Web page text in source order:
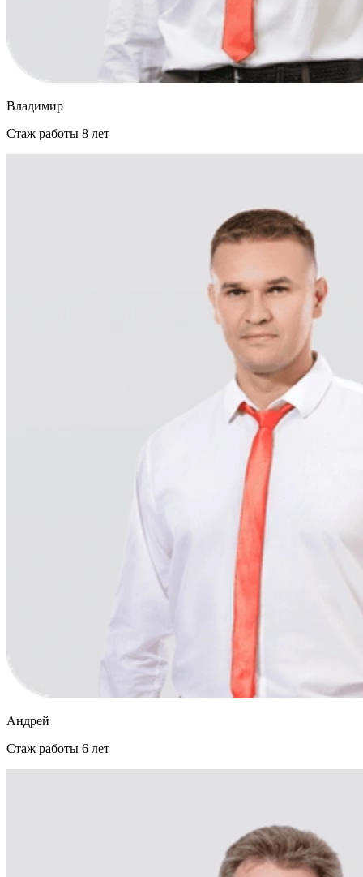
Владимир
Стаж работы 8 лет
Андрей
Стаж работы 6 лет